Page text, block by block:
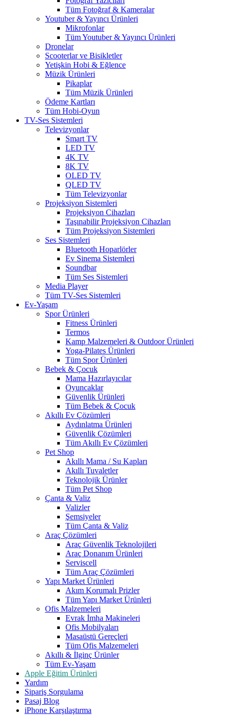
Tüm Fotoğraf & Kameralar
Youtuber & Yayıncı Ürünleri
Mikrofonlar
Tüm Youtuber & Yayıncı Ürünleri
Dronelar
Scooterlar ve Bisikletler
Yetişkin Hobi & Eğlence
Müzik Ürünleri
Pikaplar
Tüm Müzik Ürünleri
Ödeme Kartları
Tüm Hobi-Oyun
TV-Ses Sistemleri
Televizyonlar
Smart TV
LED TV
4K TV
8K TV
OLED TV
QLED TV
Tüm Televizyonlar
Projeksiyon Sistemleri
Projeksiyon Cihazları
Taşınabilir Projeksiyon Cihazları
Tüm Projeksiyon Sistemleri
Ses Sistemleri
Bluetooth Hoparlörler
Ev Sinema Sistemleri
Soundbar
Tüm Ses Sistemleri
Media Player
Tüm TV-Ses Sistemleri
Ev-Yaşam
Spor Ürünleri
Fitness Ürünleri
Termos
Kamp Malzemeleri & Outdoor Ürünleri
Yoga-Pilates Ürünleri
Tüm Spor Ürünleri
Bebek & Çocuk
Mama Hazırlayıcılar
Oyuncaklar
Güvenlik Ürünleri
Tüm Bebek & Çocuk
Akıllı Ev Çözümleri
Aydınlatma Ürünleri
Güvenlik Çözümleri
Tüm Akıllı Ev Çözümleri
Pet Shop
Akıllı Mama / Su Kapları
Akıllı Tuvaletler
Teknolojik Ürünler
Tüm Pet Shop
Çanta & Valiz
Valizler
Şemsiyeler
Tüm Çanta & Valiz
Araç Çözümleri
Araç Güvenlik Teknolojileri
Araç Donanım Ürünleri
Serviscell
Tüm Araç Çözümleri
Yapı Market Ürünleri
Akım Korumalı Prizler
Tüm Yapı Market Ürünleri
Ofis Malzemeleri
Evrak İmha Makineleri
Ofis Mobilyaları
Masaüstü Gereçleri
Tüm Ofis Malzemeleri
Akıllı & İlginç Ürünler
Tüm Ev-Yaşam
Apple Eğitim Ürünleri
Yardım
Sipariş Sorgulama
Pasaj Blog
iPhone Karşılaştırma